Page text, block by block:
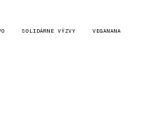
SOLIDÁRNE VÝZVY VEGANANA